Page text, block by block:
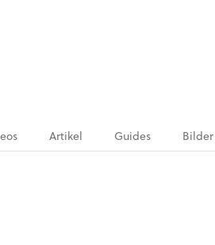
Artikel Guides Bilder